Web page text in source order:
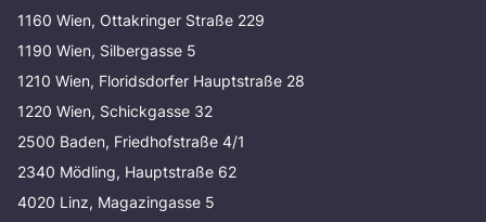
1160 Wien, Ottakringer Straße 229
1190 Wien, Silbergasse 5
1210 Wien, Floridsdorfer Hauptstraße 28
1220 Wien, Schickgasse 32
2500 Baden, Friedhofstraße 4/1
2340 Mödling, Hauptstraße 62
4020 Linz, Magazingasse 5